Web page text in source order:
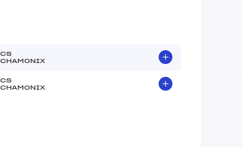
CS
CHAMONIX
CS
CHAMONIX